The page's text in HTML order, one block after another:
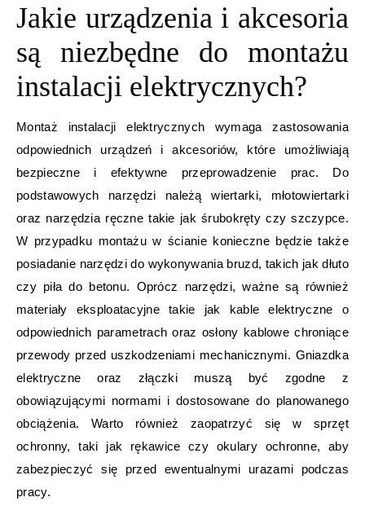
Jakie urządzenia i akcesoria
są niezbędne do montażu
instalacji elektrycznych?
Montaż instalacji elektrycznych wymaga zastosowania
odpowiednich urządzeń i akcesoriów, które umożliwiają
bezpieczne i efektywne przeprowadzenie prac. Do
podstawowych narzędzi należą wiertarki, młotowiertarki
oraz narzędzia ręczne takie jak śrubokręty czy szczypce.
W przypadku montażu w ścianie konieczne będzie także
posiadanie narzędzi do wykonywania bruzd, takich jak dłuto
czy piła do betonu. Oprócz narzędzi, ważne są również
materiały eksploatacyjne takie jak kable elektryczne o
odpowiednich parametrach oraz osłony kablowe chroniące
przewody przed uszkodzeniami mechanicznymi. Gniazdka
elektryczne oraz złączki muszą być zgodne z
obowiązującymi normami i dostosowane do planowanego
obciążenia. Warto również zaopatrzyć się w sprzęt
ochronny, taki jak rękawice czy okulary ochronne, aby
zabezpieczyć się przed ewentualnymi urazami podczas
pracy.